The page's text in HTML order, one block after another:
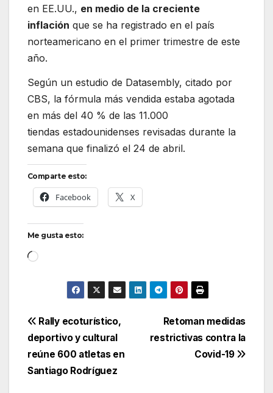
en EE.UU., en medio de la creciente
inflación que se ha registrado en el país
norteamericano en el primer trimestre de este
año.
Según un estudio de Datasembly, citado por
CBS, la fórmula más vendida estaba agotada
en más del 40 % de las 11.000
tiendas estadounidenses revisadas durante la
semana que finalizó el 24 de abril.
Comparte esto:
Facebook X
Me gusta esto:
Cargando...
Navegación
de
entradas
Retoman medidas
restrictivas contra la
Covid-19
Rally ecoturístico,
deportivo y cultural
reúne 600 atletas en
Santiago Rodríguez